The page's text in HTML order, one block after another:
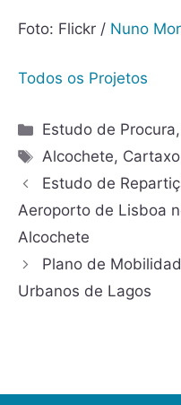
Foto: Flickr / Nuno
Todos os Projetos
Estudo de Procura,
Alcochete, Cartaxo
Estudo de
Aeroporto de Lisboa
Alcochete
Plano de
Urbanos de Lagos